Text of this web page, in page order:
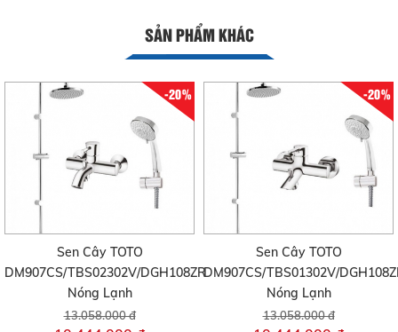
SẢN PHẨM KHÁC
-20%
Sen Cây TOTO
DM907CS/TBS02302V/DGH108ZR
Nóng Lạnh
13.058.000 đ
-20%
Sen Cây TOTO
DM907CS/TBS01302V/
Nóng Lạnh
13.058.000 đ